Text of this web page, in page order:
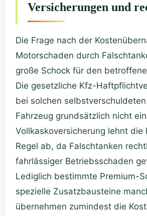
Versicherungen und
Die Frage nach der
Motorschaden durch
große Schock für den
Die gesetzliche Kfz-
bei solchen
Fahrzeug grundsätzlich nicht
Vollkaskoversicherung lehnt die
Regel ab, da Falschtanken
fahrlässiger Betriebsschaden
Lediglich bestimmte Premium-
spezielle Zusatzbausteine
übernehmen zumindest die